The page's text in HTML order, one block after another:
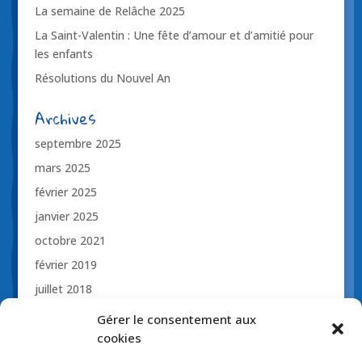
Gérer le consentement aux
cookies
La semaine de Relâche 2025
La Saint-Valentin : Une fête d’amour et d’amitié pour
les enfants
Résolutions du Nouvel An
Archives
septembre 2025
mars 2025
février 2025
janvier 2025
octobre 2021
février 2019
juillet 2018
novembre 2017
octobre 2017